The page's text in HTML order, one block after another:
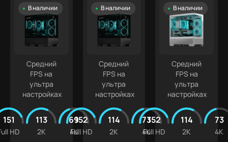
В наличии
Средний
FPS на
ультра
настройках
151
HD
113
2K
69
4K
В наличии
Средний
FPS на
ультра
настройках
152
Full HD
114
2K
73
4K
В наличии
Средний
FPS на
ультра
настройках
152
Full HD
114
2K
73
4K